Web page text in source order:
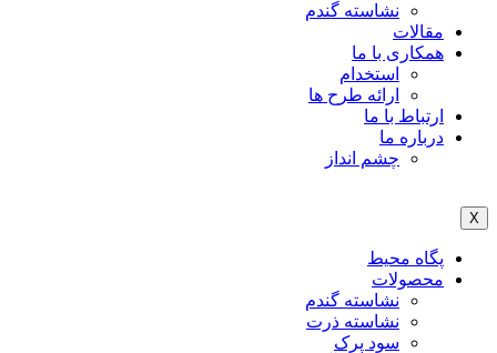
نشاسته گندم
مقالات
همکاری با ما
استخدام
ارائه طرح ها
ارتباط با ما
درباره ما
چشم انداز
X
پگاه محیط
محصولات
نشاسته گندم
نشاسته ذرت
سود پرک